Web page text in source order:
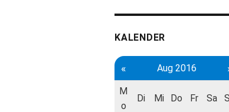
KALENDER
« Aug 2016
M
o
Di Mi Do Fr Sa